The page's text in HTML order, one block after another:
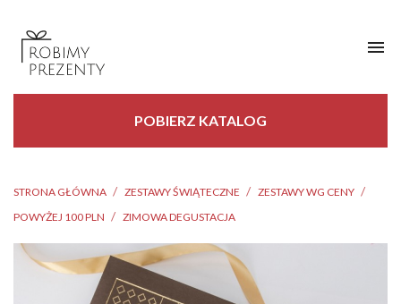

POBIERZ KATALOG
STRONA GŁÓWNA ZESTAWY ŚWIĄTECZNE
ZESTAWY WG CENY
POWYŻEJ 100 PLN
ZIMOWA DEGUSTACJA